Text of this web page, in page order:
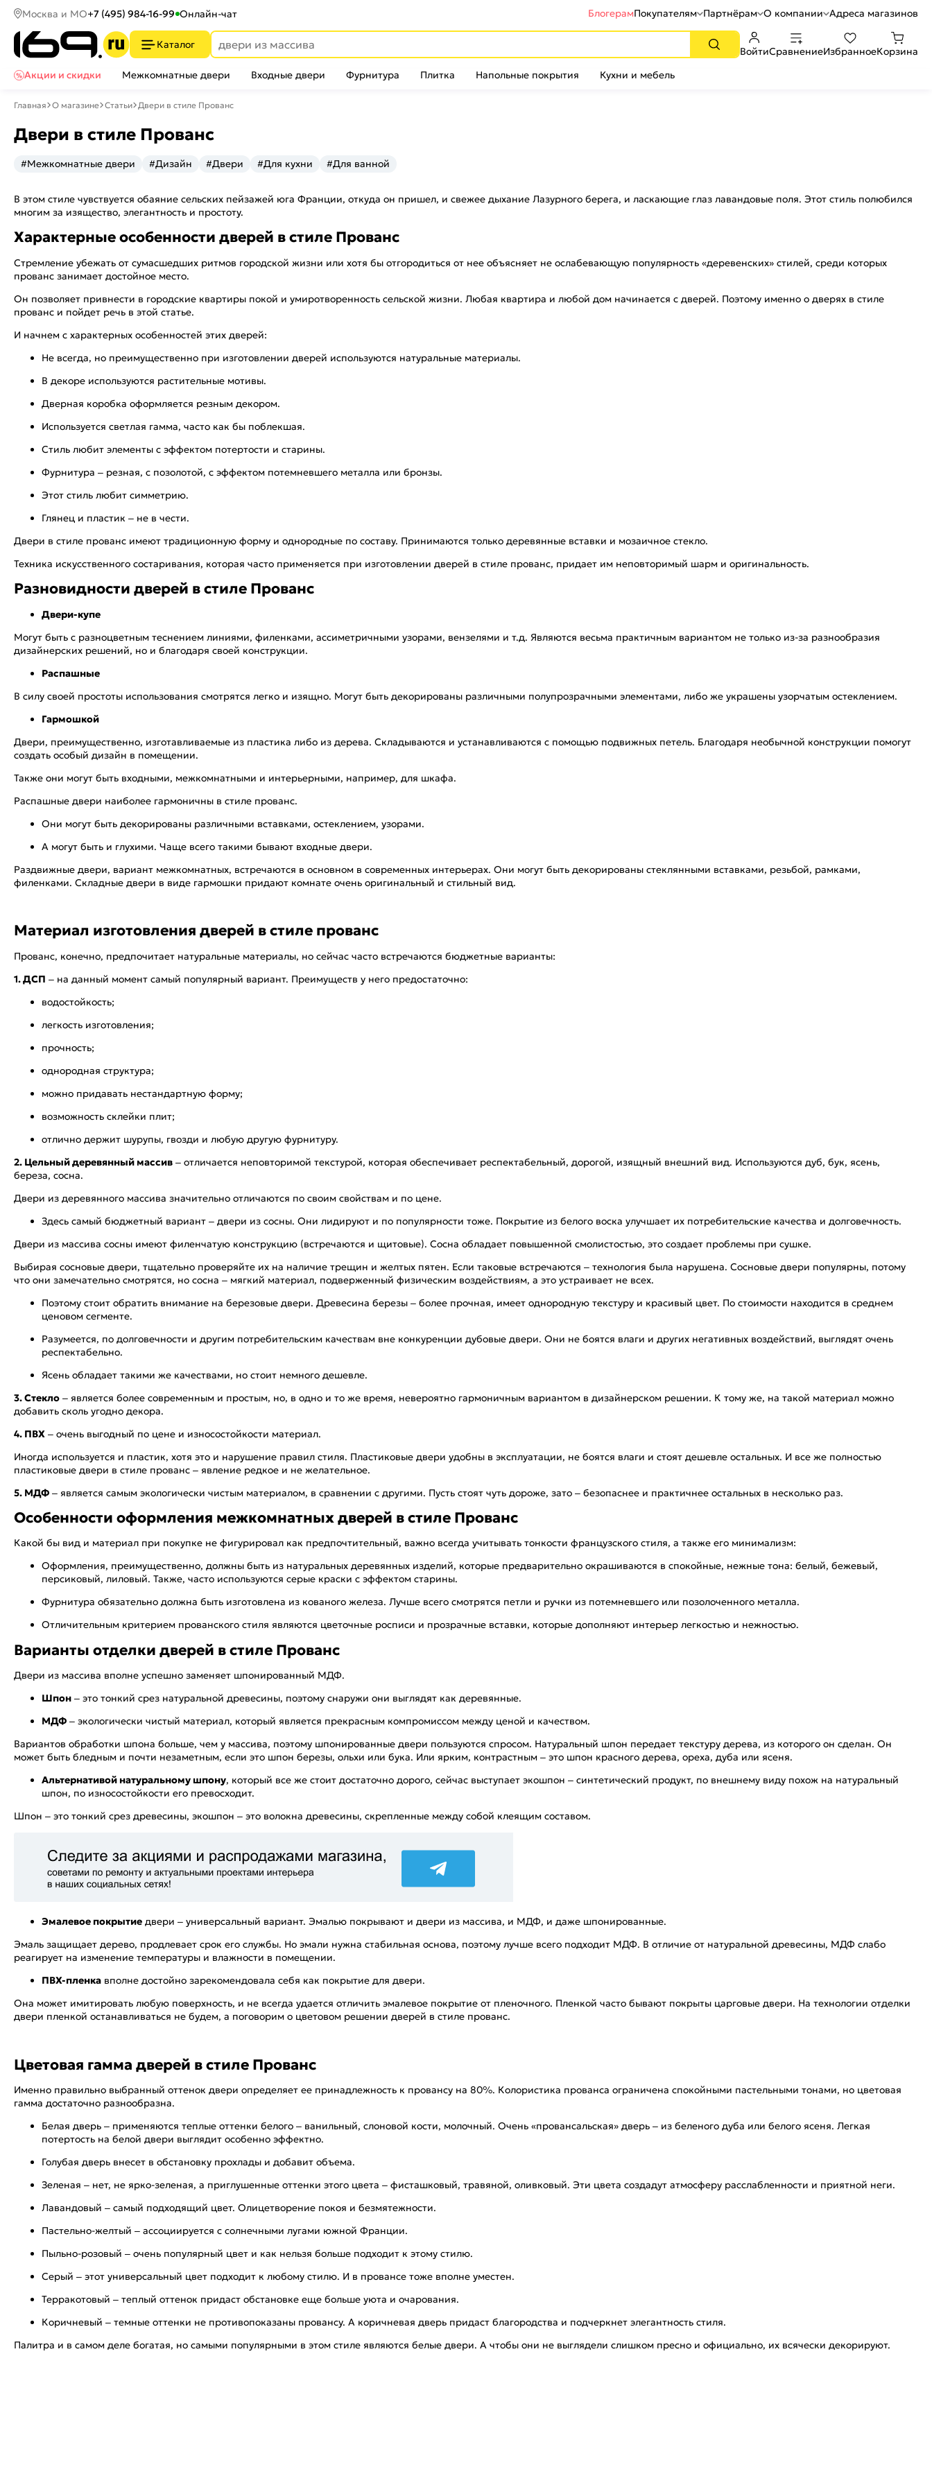
Москва и МО+7 (495) 984-16-99 Онлайн-чат БлогерамПокупателям Партнёрам О компании Адреса магазинов
Каталог
ВойтиСравнениеИзбранноеКорзина
Акции и скидки
Межкомнатные двери Входные двери Фурнитура Плитка Напольные покрытия Кухни и мебель
Главная О магазине Статьи Двери в стиле Прованс
Двери в стиле Прованс
#Межкомнатные двери #Дизайн #Двери #Для кухни #Для ванной
В этом стиле чувствуется обаяние сельских пейзажей юга Франции, откуда он пришел, и свежее дыхание Лазурного берега, и ласкающие глаз лавандовые поля. Этот стиль полюбился
многим за изящество, элегантность и простоту.
Характерные особенности дверей в стиле Прованс
Стремление убежать от сумасшедших ритмов городской жизни или хотя бы отгородиться от нее объясняет не ослабевающую популярность «деревенских» стилей, среди которых
прованс занимает достойное место.
Он позволяет привнести в городские квартиры покой и умиротворенность сельской жизни. Любая квартира и любой дом начинается с дверей. Поэтому именно о дверях в стиле
прованс и пойдет речь в этой статье.
И начнем с характерных особенностей этих дверей:
Не всегда, но преимущественно при изготовлении дверей используются натуральные материалы.
В декоре используются растительные мотивы.
Дверная коробка оформляется резным декором.
Используется светлая гамма, часто как бы поблекшая.
Стиль любит элементы с эффектом потертости и старины.
Фурнитура – резная, с позолотой, с эффектом потемневшего металла или бронзы.
Этот стиль любит симметрию.
Глянец и пластик – не в чести.
Двери в стиле прованс имеют традиционную форму и однородные по составу. Принимаются только деревянные вставки и мозаичное стекло.
Техника искусственного состаривания, которая часто применяется при изготовлении дверей в стиле прованс, придает им неповторимый шарм и оригинальность.
Разновидности дверей в стиле Прованс
Двери-купе
Могут быть с разноцветным теснением линиями, филенками, ассиметричными узорами, вензелями и т.д. Являются весьма практичным вариантом не только из-за разнообразия
дизайнерских решений, но и благодаря своей конструкции.
Распашные
В силу своей простоты использования смотрятся легко и изящно. Могут быть декорированы различными полупрозрачными элементами, либо же украшены узорчатым остеклением.
Гармошкой
Двери, преимущественно, изготавливаемые из пластика либо из дерева. Складываются и устанавливаются с помощью подвижных петель. Благодаря необычной конструкции помогут
создать особый дизайн в помещении.
Также они могут быть входными, межкомнатными и интерьерными, например, для шкафа.
Распашные двери наиболее гармоничны в стиле прованс.
Они могут быть декорированы различными вставками, остеклением, узорами.
А могут быть и глухими. Чаще всего такими бывают входные двери.
Раздвижные двери, вариант межкомнатных, встречаются в основном в современных интерьерах. Они могут быть декорированы стеклянными вставками, резьбой, рамками,
филенками. Складные двери в виде гармошки придают комнате очень оригинальный и стильный вид.
Материал изготовления дверей в стиле прованс
Прованс, конечно, предпочитает натуральные материалы, но сейчас часто встречаются бюджетные варианты:
1. ДСП – на данный момент самый популярный вариант. Преимуществ у него предостаточно:
водостойкость;
легкость изготовления;
прочность;
однородная структура;
можно придавать нестандартную форму;
возможность склейки плит;
отлично держит шурупы, гвозди и любую другую фурнитуру.
2. Цельный деревянный массив – отличается неповторимой текстурой, которая обеспечивает респектабельный, дорогой, изящный внешний вид. Используются дуб, бук, ясень,
береза, сосна.
Двери из деревянного массива значительно отличаются по своим свойствам и по цене.
Здесь самый бюджетный вариант – двери из сосны. Они лидируют и по популярности тоже. Покрытие из белого воска улучшает их потребительские качества и долговечность.
Двери из массива сосны имеют филенчатую конструкцию (встречаются и щитовые). Сосна обладает повышенной смолистостью, это создает проблемы при сушке.
Выбирая сосновые двери, тщательно проверяйте их на наличие трещин и желтых пятен. Если таковые встречаются – технология была нарушена. Сосновые двери популярны, потому
что они замечательно смотрятся, но сосна – мягкий материал, подверженный физическим воздействиям, а это устраивает не всех.
Поэтому стоит обратить внимание на березовые двери. Древесина березы – более прочная, имеет однородную текстуру и красивый цвет. По стоимости находится в среднем
ценовом сегменте.
Разумеется, по долговечности и другим потребительским качествам вне конкуренции дубовые двери. Они не боятся влаги и других негативных воздействий, выглядят очень
респектабельно.
Ясень обладает такими же качествами, но стоит немного дешевле.
3. Стекло – является более современным и простым, но, в одно и то же время, невероятно гармоничным вариантом в дизайнерском решении. К тому же, на такой материал можно
добавить сколь угодно декора.
4. ПВХ – очень выгодный по цене и износостойкости материал.
Иногда используется и пластик, хотя это и нарушение правил стиля. Пластиковые двери удобны в эксплуатации, не боятся влаги и стоят дешевле остальных. И все же полностью
пластиковые двери в стиле прованс – явление редкое и не желательное.
5. МДФ – является самым экологически чистым материалом, в сравнении с другими. Пусть стоят чуть дороже, зато – безопаснее и практичнее остальных в несколько раз.
Особенности оформления межкомнатных дверей в стиле Прованс
Какой бы вид и материал при покупке не фигурировал как предпочтительный, важно всегда учитывать тонкости французского стиля, а также его минимализм:
Оформления, преимущественно, должны быть из натуральных деревянных изделий, которые предварительно окрашиваются в спокойные, нежные тона: белый, бежевый,
персиковый, лиловый. Также, часто используются серые краски с эффектом старины.
Фурнитура обязательно должна быть изготовлена из кованого железа. Лучше всего смотрятся петли и ручки из потемневшего или позолоченного металла.
Отличительным критерием прованского стиля являются цветочные росписи и прозрачные вставки, которые дополняют интерьер легкостью и нежностью.
Варианты отделки дверей в стиле Прованс
Двери из массива вполне успешно заменяет шпонированный МДФ.
Шпон – это тонкий срез натуральной древесины, поэтому снаружи они выглядят как деревянные.
МДФ – экологически чистый материал, который является прекрасным компромиссом между ценой и качеством.
Вариантов обработки шпона больше, чем у массива, поэтому шпонированные двери пользуются спросом. Натуральный шпон передает текстуру дерева, из которого он сделан. Он
может быть бледным и почти незаметным, если это шпон березы, ольхи или бука. Или ярким, контрастным – это шпон красного дерева, ореха, дуба или ясеня.
Альтернативой натуральному шпону, который все же стоит достаточно дорого, сейчас выступает экошпон – синтетический продукт, по внешнему виду похож на натуральный
шпон, по износостойкости его превосходит.
Шпон – это тонкий срез древесины, экошпон – это волокна древесины, скрепленные между собой клеящим составом.
Эмалевое покрытие двери – универсальный вариант. Эмалью покрывают и двери из массива, и МДФ, и даже шпонированные.
Эмаль защищает дерево, продлевает срок его службы. Но эмали нужна стабильная основа, поэтому лучше всего подходит МДФ. В отличие от натуральной древесины, МДФ слабо
реагирует на изменение температуры и влажности в помещении.
ПВХ-пленка вполне достойно зарекомендовала себя как покрытие для двери.
Она может имитировать любую поверхность, и не всегда удается отличить эмалевое покрытие от пленочного. Пленкой часто бывают покрыты царговые двери. На технологии отделки
двери пленкой останавливаться не будем, а поговорим о цветовом решении дверей в стиле прованс.
Цветовая гамма дверей в стиле Прованс
Именно правильно выбранный оттенок двери определяет ее принадлежность к провансу на 80%. Колористика прованса ограничена спокойными пастельными тонами, но цветовая
гамма достаточно разнообразна.
Белая дверь – применяются теплые оттенки белого – ванильный, слоновой кости, молочный. Очень «провансальская» дверь – из беленого дуба или белого ясеня. Легкая
потертость на белой двери выглядит особенно эффектно.
Голубая дверь внесет в обстановку прохлады и добавит объема.
Зеленая – нет, не ярко-зеленая, а приглушенные оттенки этого цвета – фисташковый, травяной, оливковый. Эти цвета создадут атмосферу расслабленности и приятной неги.
Лавандовый – самый подходящий цвет. Олицетворение покоя и безмятежности.
Пастельно-желтый – ассоциируется с солнечными лугами южной Франции.
Пыльно-розовый – очень популярный цвет и как нельзя больше подходит к этому стилю.
Серый – этот универсальный цвет подходит к любому стилю. И в провансе тоже вполне уместен.
Терракотовый – теплый оттенок придаст обстановке еще больше уюта и очарования.
Коричневый – темные оттенки не противопоказаны провансу. А коричневая дверь придаст благородства и подчеркнет элегантность стиля.
Палитра и в самом деле богатая, но самыми популярными в этом стиле являются белые двери. А чтобы они не выглядели слишком пресно и официально, их всячески декорируют.